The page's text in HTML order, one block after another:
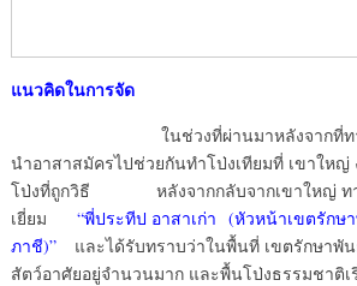
แนวคิดในการจัด
ในช่วงที่ผ่านมาหลังจากที่ทางกลุ่
นำอาสาสมัครไปช่วยกันทำโป่งเทียมที่ เขาใหญ่
โป่งที่ถูกวิธี หลังจากกลับจากเขาใหญ่ ทา
เยี่ยม “พี่ประทีป อาสาเก่า (หัวหน้าเขตรักษ
ภาชี)”
และได้รับทราบว่าในพื้นที่ เขตรักษาพั
สัตว์อาศัยอยู่จำนวนมาก และพื้นโป่งธรรมชาติ